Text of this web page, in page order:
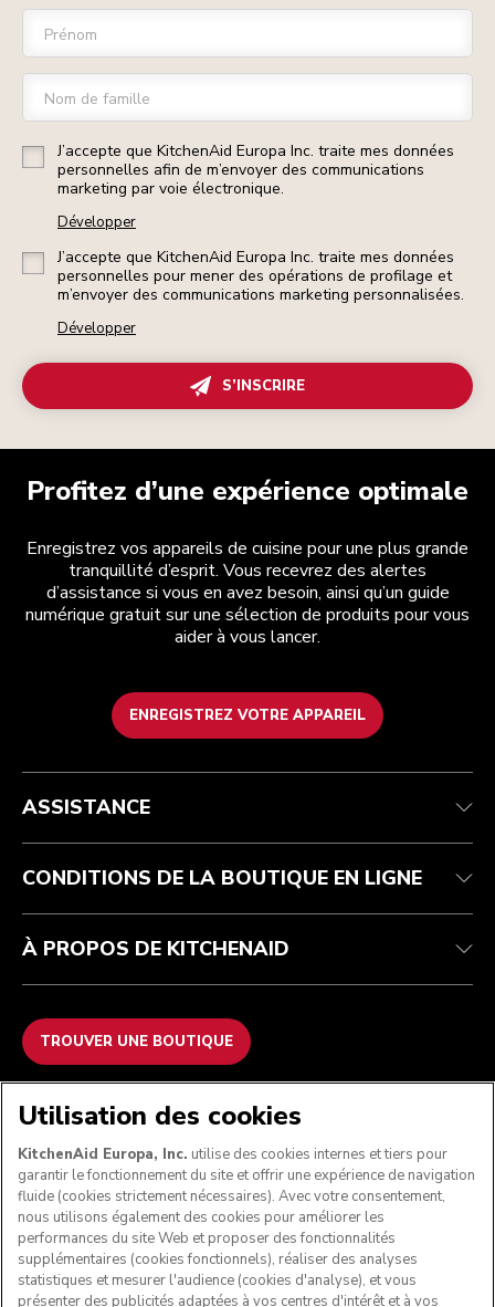
Prénom
Nom de famille
J’accepte que KitchenAid Europa Inc. traite mes données
personnelles afin de m’envoyer des communications
marketing par voie électronique.
Développer
J’accepte que KitchenAid Europa Inc. traite mes données
personnelles pour mener des opérations de profilage et
m’envoyer des communications marketing personnalisées.
Développer
S’INSCRIRE
Profitez d’une expérience optimale
Enregistrez vos appareils de cuisine pour une plus grande
tranquillité d’esprit. Vous recevrez des alertes
d’assistance si vous en avez besoin, ainsi qu’un guide
numérique gratuit sur une sélection de produits pour vous
aider à vous lancer.
ENREGISTREZ VOTRE APPAREIL
Service après-vente
Garantie et documents
Contactez-nous
Conditions générales de vente
Retours et remboursements
Imprint
ODR
La marque
Trouver une boutique
ASSISTANCE
CONDITIONS DE LA BOUTIQUE EN LIGNE
À PROPOS DE KITCHENAID
TROUVER UNE BOUTIQUE
NOUS ACCEPTONS
SUIVEZ-NOUS
Utilisation des cookies
KitchenAid Europa, Inc. utilise des cookies internes et tiers pour
garantir le fonctionnement du site et offrir une expérience de navigation
fluide (cookies strictement nécessaires). Avec votre consentement,
nous utilisons également des cookies pour améliorer les
performances du site Web et proposer des fonctionnalités
supplémentaires (cookies fonctionnels), réaliser des analyses
statistiques et mesurer l'audience (cookies d'analyse), et vous
présenter des publicités adaptées à vos centres d'intérêt et à vos